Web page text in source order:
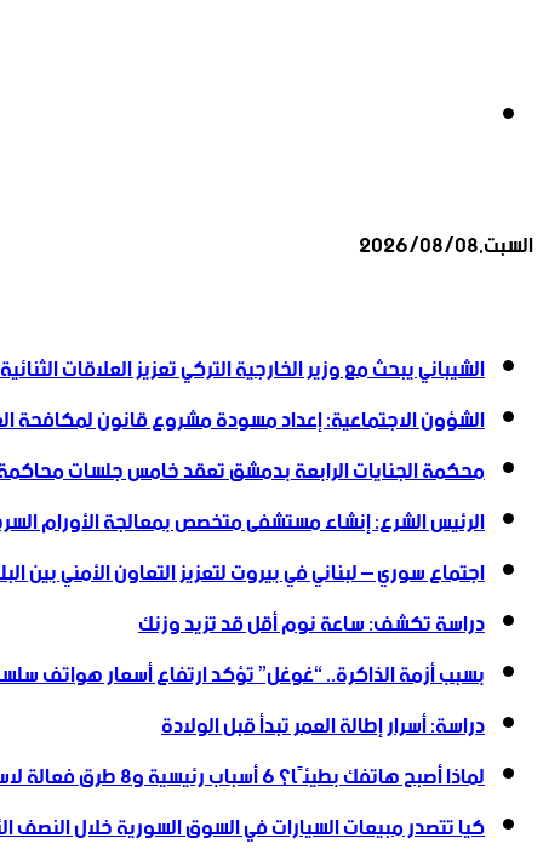
السبت,2026/08/08
الشيباني يبحث مع وزير الخارجية التركي تعزيز العلاقات الثنائية
الشؤون الاجتماعية: إعداد مسودة مشروع قانون لمكافحة
محكمة الجنايات الرابعة بدمشق تعقد خامس جلسات
الرئيس الشرع: إنشاء ‌‏مستشفى متخصص بمعالجة الأورام
اجتماع سوري – لبناني في بيروت لتعزيز التعاون ‏الأمني ‏بين
دراسة تكشف: ساعة نوم أقل قد تزيد وزنك
بسبب أزمة الذاكرة.. “غوغل” تؤكد ارتفاع أسعار هواتف
دراسة: أسرار إطالة العمر تبدأ قبل الولادة
لماذا أصبح هاتفك بطيئًا؟ 6 أسباب رئيسية و8 طرق فعالة لاستعادة سرعته
كيا تتصدر مبيعات السيارات في السوق السورية خلال النصف